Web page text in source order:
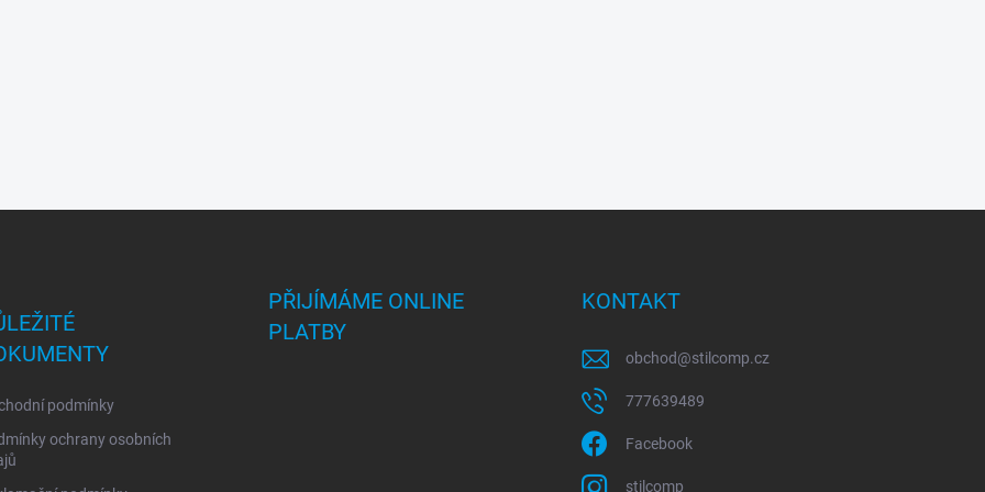
podmínky
ochrany osobních
PŘIJÍMÁME ONLINE
PLATBY
KONTAKT
obchod@stilcomp.cz
777639489
Facebook
stilcomp